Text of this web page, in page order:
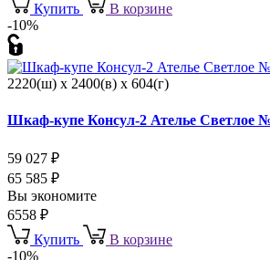
Купить
В корзине
-10%
2220(ш) x 2400(в) x 604(г)
Шкаф-купе Консул-2 Ателье Светлое
59 027 ₽
65 585 ₽
Вы экономите
6558 ₽
Купить
В корзине
-10%